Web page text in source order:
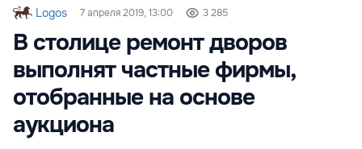
Logos 7 апреля 2019, 13:00 3 285
В столице ремонт дворов
выполнят частные фирмы,
отобранные на основе
аукциона